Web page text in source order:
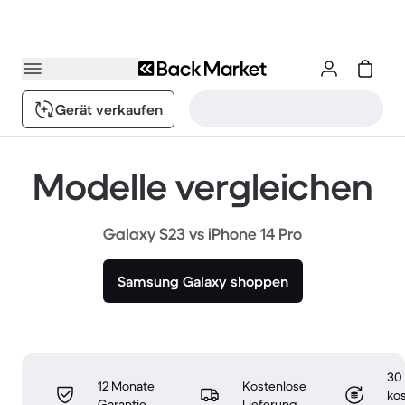
Gerät verkaufen
Modelle vergleichen
Galaxy S23 vs iPhone 14 Pro
Samsung Galaxy shoppen
12 Monate
Kostenlose
30